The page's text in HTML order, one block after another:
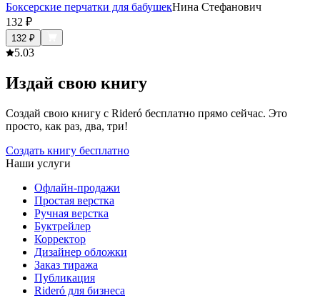
Боксерские перчатки для бабушекНина Стефанович
132 ₽
132 ₽
5.03
Издай свою книгу
Создай свою книгу с Rideró бесплатно прямо сейчас. Это
просто, как раз, два, три!
Создать книгу бесплатно
Наши услуги
Офлайн-продажи
Простая верстка
Ручная верстка
Буктрейлер
Корректор
Дизайнер обложки
Заказ тиража
Публикация
Rideró для бизнеса